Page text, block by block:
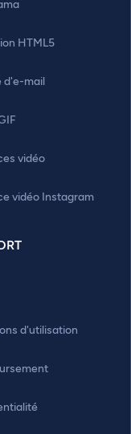
HTML5
d'e-mail
vidéo
vidéo Instagram
d'utilisation